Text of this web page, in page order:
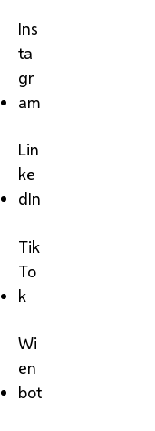
Ins
ta
gr
am
Lin
ke
dIn
Tik
To
k
Wi
en
bot